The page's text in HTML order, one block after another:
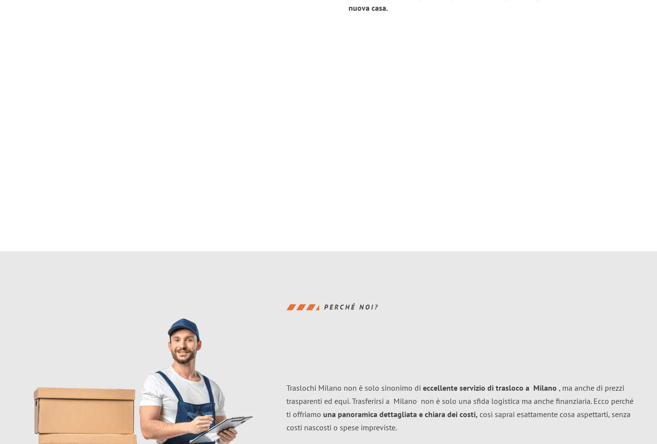
nuova casa.
PERCHÉ NOI?
Traslochi Milano non è solo sinonimo di eccellente servizio di trasloco a Milano , ma anche di prezzi
trasparenti ed equi. Trasferirsi a Milano non è solo una sfida logistica ma anche finanziaria. Ecco perché
ti offriamo una panoramica dettagliata e chiara dei costi, così saprai esattamente cosa aspettarti, senza
costi nascosti o spese impreviste.